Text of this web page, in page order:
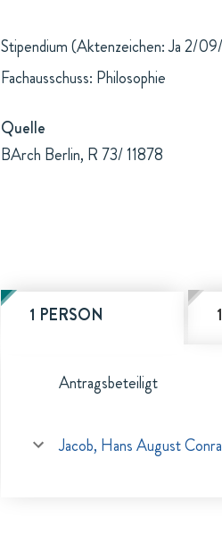
Stipendium (Aktenzeichen: Ja 2/
Fachausschuss: Philosophie
Quelle
BArch Berlin, R 73/ 11878
1 PERSON
Antragsbeteiligt
Jacob, Hans August